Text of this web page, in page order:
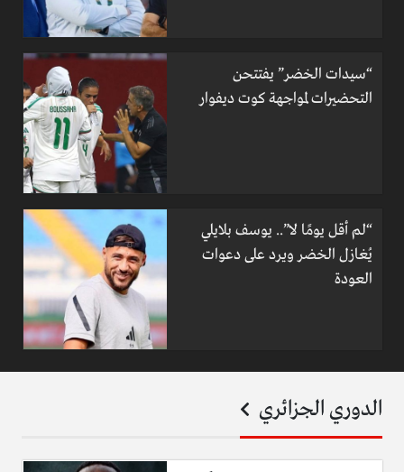
“سيدات الخضر” يفتتحن
التحضيرات لمواجهة كوت ديفوار
“لم أقل يومًا لا”.. يوسف بلايلي
يُغازل الخضر ويرد على دعوات
العودة
الدوري الجزائري